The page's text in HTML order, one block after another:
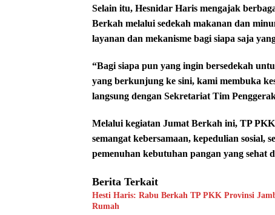
Selain itu, Hesnidar Haris mengajak
Berkah melalui sedekah makanan dan
layanan dan mekanisme bagi siapa saja
“Bagi siapa pun yang ingin bersedekah
yang berkunjung ke sini, kami membuka
langsung dengan Sekretariat Tim
Melalui kegiatan Jumat Berkah ini, TP
semangat kebersamaan, kepedulian
pemenuhan kebutuhan pangan yang sehat
Berita Terkait
Hesti Haris: Rabu Berkah TP PKK Provinsi
Rumah